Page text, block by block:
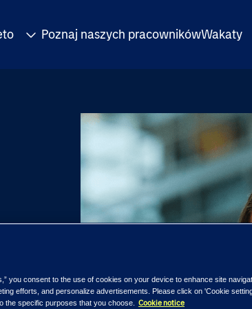
Poznaj naszych pracownikówWakaty
you consent to the use of cookies on your device to enhance site
efforts, and personalize advertisements. Please click on 'Cookie
the specific purposes that you choose.
Cookie notice